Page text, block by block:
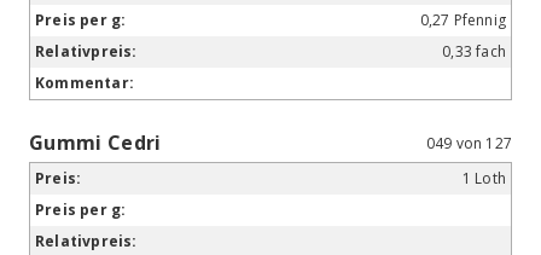
0,27 Pfennig
0,33 fach
Gummi Cedri
049 von 127
1 Loth